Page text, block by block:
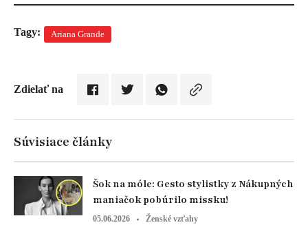
Tagy: Ariana Grande
Zdielať na
Súvisiace články
Šok na móle: Gesto stylistky z Nákupných
maniačok pobúrilo missku!
05.06.2026 Ženské vzťahy